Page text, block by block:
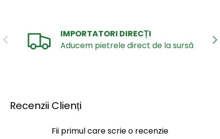
ANTERIOR
IMPORTATORI DIRECȚI
Aducem pietrele direct de la sursă
Recenzii Clienți
Fii primul care scrie o recenzie